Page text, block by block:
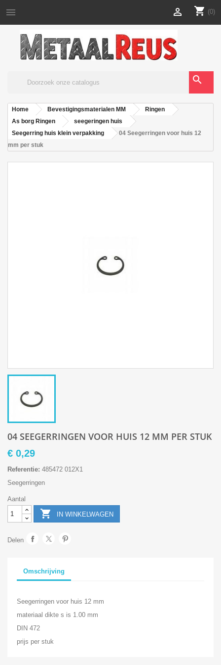
 shopping_cart (0)

search
Home Bevestigingsmaterialen MM
Ringen
As borg Ringen
seegeringen huis
Seegerring huis klein verpakking
04 Seegerringen voor huis 12
mm per stuk
04 SEEGERRINGEN VOOR HUIS 12 MM PER STUK
€ 0,29
Referentie: 485472 012X1
Seegerringen
Aantal
 IN WINKELWAGEN
Delen
Omschrijving
Seegerringen voor huis 12 mm
materiaal dikte s is 1.00 mm
DIN 472
prijs per stuk